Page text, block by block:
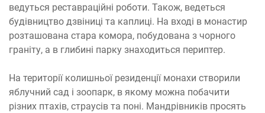
ведуться реставраційні роботи. Також, ведеться
будівництво дзвіниці та каплиці. На вході в монастир
розташована стара комора, побудована з чорного
граніту, а в глибині парку знаходиться периптер.
На території колишньої резиденції монахи створили
яблучний сад і зоопарк, в якому можна побачити
різних птахів, страусів та поні. Мандрівників просять